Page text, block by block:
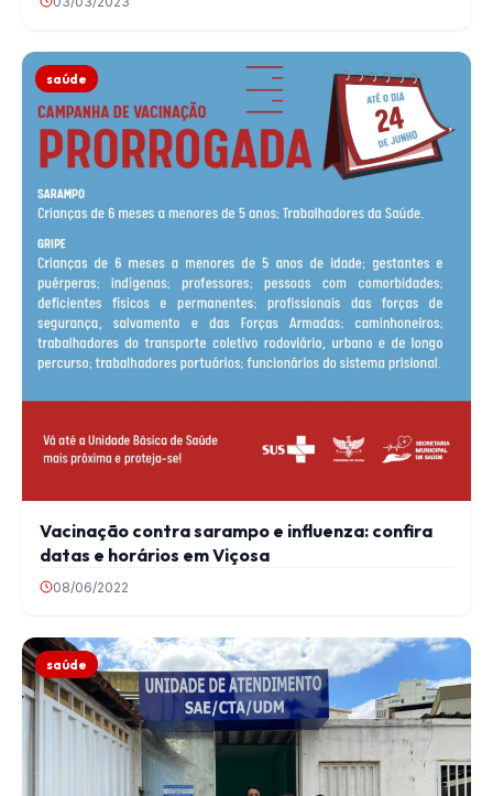
saúde
Vacinação contra sarampo e influenza: confira
datas e horários em Viçosa
08/06/2022
saúde